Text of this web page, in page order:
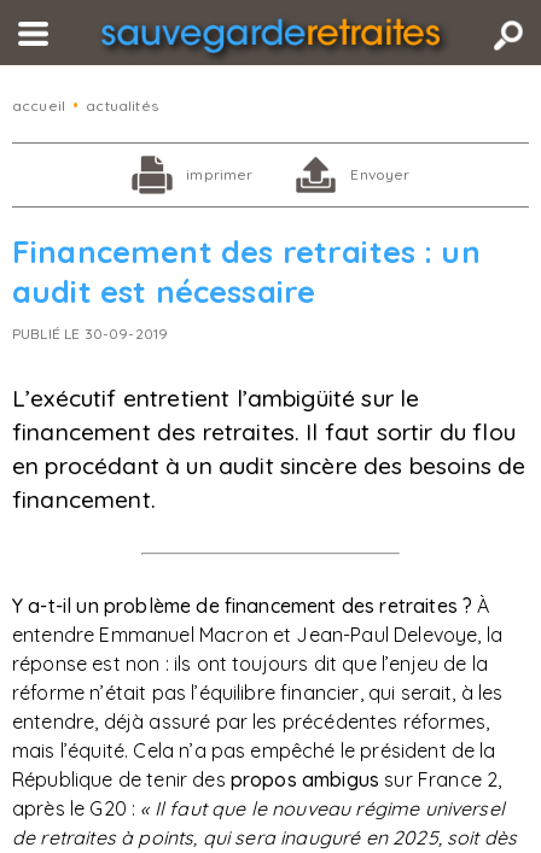
accueil • actualités
imprimer Envoyer
Financement des retraites : un
audit est nécessaire
PUBLIÉ LE 30-09-2019
L’exécutif entretient l’ambigüité sur le
financement des retraites. Il faut sortir du flou
en procédant à un audit sincère des besoins de
financement.
Y a-t-il un problème de financement des retraites ? À
entendre Emmanuel Macron et Jean-Paul Delevoye, la
réponse est non : ils ont toujours dit que l’enjeu de la
réforme n’était pas l’équilibre financier, qui serait, à les
entendre, déjà assuré par les précédentes réformes,
mais l’équité. Cela n’a pas empêché le président de la
République de tenir des propos ambigus sur France 2,
après le G20 : « Il faut que le nouveau régime universel
de retraites à points, qui sera inauguré en 2025, soit dès